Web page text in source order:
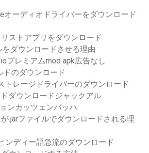
オーディオドライバーをダウンロード
ストアプリをダウンロード
をダウンロードさせる理由
プレミアムmod apk広告なし
ドのダウンロード
トレージドライバーのダウンロード
ダウンロードジャックアル
ンカッツェンバッハ
.jarファイルでダウンロードされる理
ンディー語急流のダウンロード